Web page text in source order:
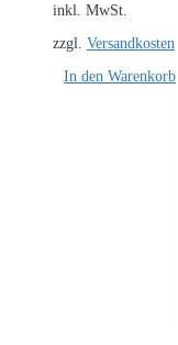
inkl. MwSt.
zzgl. Versandkosten
In den Warenkorb